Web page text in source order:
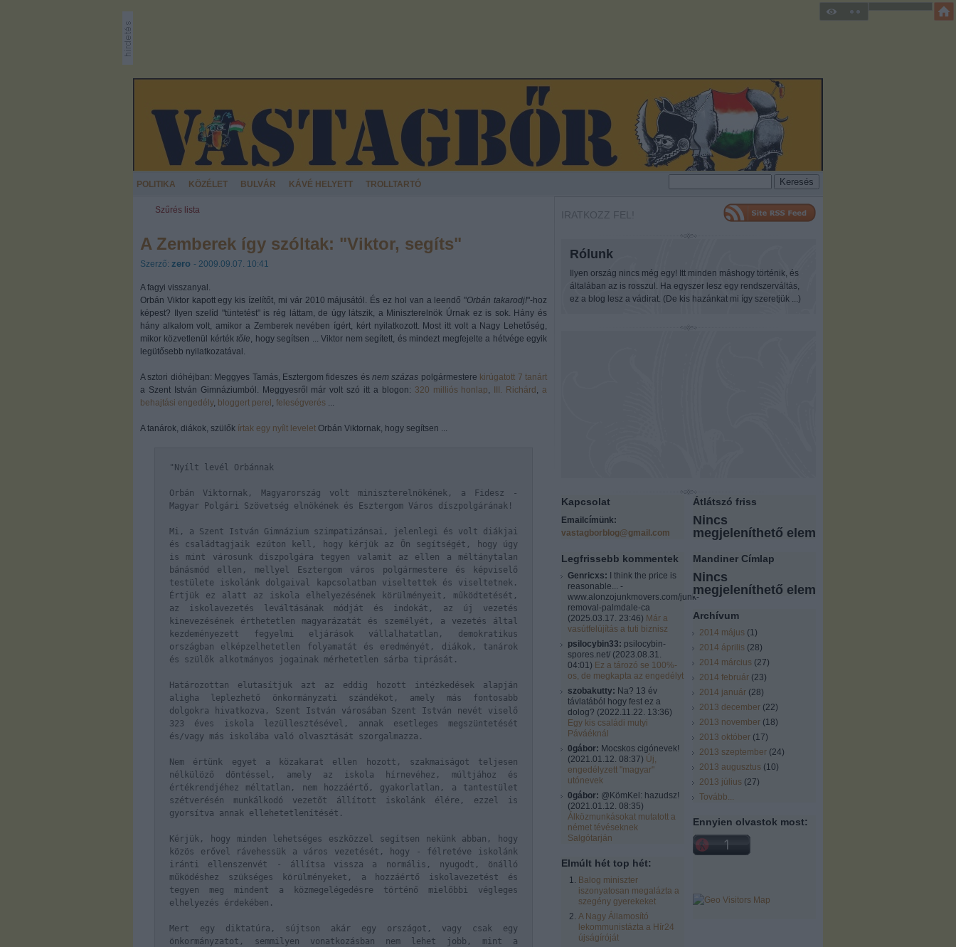
POLITIKA KÖZÉLET BULVÁR KÁVÉ HELYETT TROLLTARTÓ
Szűrés lista
A Zemberek így szóltak: "Viktor, segíts"
Szerző: zero - 2009.09.07. 10:41
A fagyi visszanyal.
Orbán Viktor kapott egy kis ízelítőt, mi vár 2010 májusától. És ez hol van a leendő "Orbán takarodj!"-hoz
képest? Ilyen szelíd "tüntetést" is rég láttam, de úgy látszik, a Miniszterelnök Úrnak ez is sok. Hány és
hány alkalom volt, amikor a Zemberek nevében ígért, kért nyilatkozott. Most itt volt a Nagy Lehetőség,
mikor közvetlenül kértéktőle, hogy segítsen ... Viktor nem segített, és mindezt megfejelte a hétvége egyik
legütősebb nyilatkozatával.
A sztori dióhéjban: Meggyes Tamás, Esztergom fideszes ésnem százas polgármestere kirúgatott 7 tanárt
a Szent István Gimnáziumból. Meggyesről már volt szó itt a blogon: 320 milliós honlap, III. Richárd , a
behajtási engedély, bloggert perel , feleségverés ...
A tanárok, diákok, szülők írtak egy nyílt levelet Orbán Viktornak, hogy segítsen ...
"Nyílt levél Orbánnak
Orbán Viktornak, Magyarország volt miniszterelnökének, a Fidesz -
Magyar Polgári Szövetség elnökének és Esztergom Város díszpolgárának!
Mi, a Szent István Gimnázium szimpatizánsai, jelenlegi és volt diákjai
és családtagjaik ezúton kell, hogy kérjük az Ön segítségét, hogy úgy
is mint városunk díszpolgára tegyen valamit az ellen a méltánytalan
bánásmód ellen, mellyel Esztergom város polgármestere és képviselő
testülete iskolánk dolgaival kapcsolatban viseltettek és viseltetnek.
Értjük ez alatt az iskola elhelyezésének körülményeit, működtetését,
az iskolavezetés leváltásának módját és indokát, az új vezetés
kinevezésének érthetetlen magyarázatát és személyét, a vezetés által
kezdeményezett fegyelmi eljárások vállalhatatlan, demokratikus
országban elképzelhetetlen folyamatát és eredményét, diákok, tanárok
és szülők alkotmányos jogainak mérhetetlen sárba tiprását.
Határozottan elutasítjuk azt az eddig hozott intézkedések alapján
aligha leplezhető önkormányzati szándékot, amely más fontosabb
dolgokra hivatkozva, Szent István városában Szent István nevét viselő
323 éves iskola lezüllesztésével, annak esetleges megszüntetését
és/vagy más iskolába való olvasztását szorgalmazza.
Nem értünk egyet a közakarat ellen hozott, szakmaiságot teljesen
nélkülöző döntéssel, amely az iskola hírnevéhez, múltjához és
értékrendjéhez méltatlan, nem hozzáértő, gyakorlatlan, a tantestület
szétverésén munkálkodó vezetőt állított iskolánk élére, ezzel is
gyorsítva annak ellehetetlenítését.
Kérjük, hogy minden lehetséges eszközzel segítsen nekünk abban, hogy
közös erővel rávehessük a város vezetését, hogy - félretéve iskolánk
iránti ellenszenvét - állítsa vissza a normális, nyugodt, önálló
működéshez szükséges körülményeket, a hozzáértő iskolavezetést és
tegyen meg mindent a közmegelégedésre történő mielőbbi végleges
elhelyezés érdekében.
Mert egy diktatúra, sújtson akár egy országot, vagy csak egy
önkormányzatot, semmilyen vonatkozásban nem lehet jobb, mint a
IRATKOZZ FEL!
Rólunk
Ilyen ország nincs még egy! Itt minden máshogy történik, és
általában az is rosszul. Ha egyszer lesz egy rendszerváltás,
ez a blog lesz a vádirat. (De kis hazánkat mi így szeretjük ...)
Kapcsolat
Emailcímünk:
vastagborblog@gmail.com
Legfrissebb kommentek
Genricxs: I think the price is
reasonable... -
www.alonzojunkmovers.com/junk-
removal-palmdale-ca
(2025.03.17. 23:46) Már a
vasútfelújítás a tuti biznisz
psilocybin33: psilocybin-
spores.net/ (2023.08.31.
04:01) Ez a tározó se 100%-
os, de megkapta az engedélyt
szobakutty: Na? 13 év
távlatából hogy fest ez a
dolog? (2022.11.22. 13:36)
Egy kis családi mutyi
Páváéknál
0gábor: Mocskos cigónevek!
(2021.01.12. 08:37) Új,
engedélyzett "magyar"
utónevek
0gábor: @KömKel: hazudsz!
(2021.01.12. 08:35)
Álközmunkásokat mutatott a
német tévéseknek
Salgótarján
Elmúlt hét top hét:
Balog miniszter
iszonyatosan megalázta a
szegény gyerekeket
A Nagy Államosító
lekommunistázta a Hír24
újságíróját
Átlátszó friss
Nincs
megjeleníthető elem
Mandiner Címlap
Nincs
megjeleníthető elem
Archívum
2014 május (1)
2014 április (28)
2014 március (27)
2014 február (23)
2014 január (28)
2013 december (22)
2013 november (18)
2013 október (17)
2013 szeptember (24)
2013 augusztus (10)
2013 július (27)
Tovább...
Ennyien olvastok most: